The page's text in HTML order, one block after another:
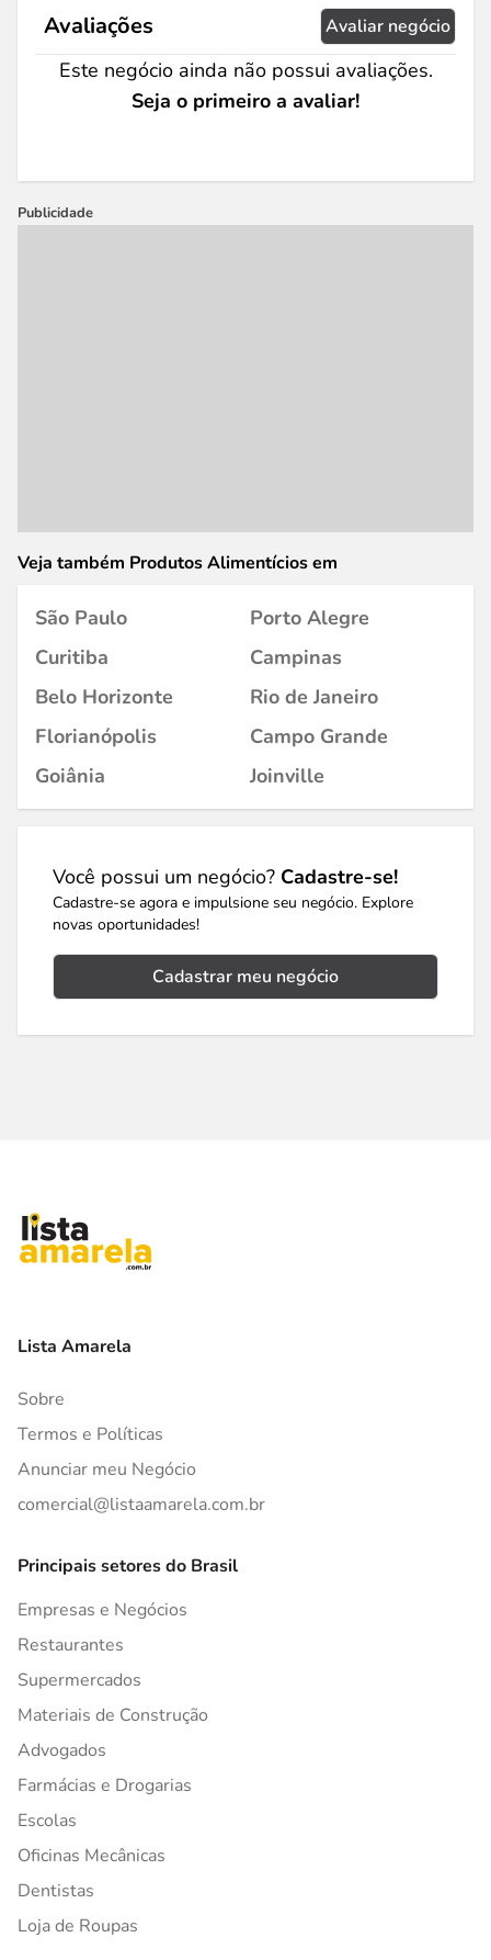
Avaliações Avaliar negócio
Este negócio ainda não possui avaliações.
Seja o primeiro a avaliar!
Publicidade
Veja também Produtos Alimentícios em
São Paulo
Porto Alegre
Curitiba
Campinas
Belo Horizonte
Rio de Janeiro
Florianópolis
Campo Grande
Goiânia
Joinville
Você possui um negócio? Cadastre-se!
Cadastre-se agora e impulsione seu negócio. Explore
novas oportunidades!
Cadastrar meu negócio
Lista Amarela
Sobre
Termos e Políticas
Anunciar meu Negócio
comercial@listaamarela.com.br
Principais setores do Brasil
Empresas e Negócios
Restaurantes
Supermercados
Materiais de Construção
Advogados
Farmácias e Drogarias
Escolas
Oficinas Mecânicas
Dentistas
Loja de Roupas